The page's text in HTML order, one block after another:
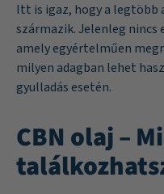
Itt is igaz, hogy a
származik. Jelenleg
amely egyértelműen
milyen adagban lehet
gyulladás esetén.
CBN olaj –